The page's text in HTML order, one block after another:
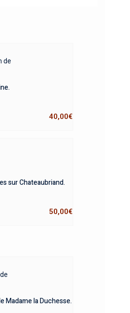
de
40,00€
sur Chateaubriand.
50,00€
Madame la Duchesse.